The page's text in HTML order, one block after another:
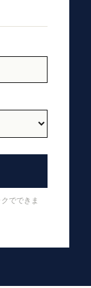
でできま